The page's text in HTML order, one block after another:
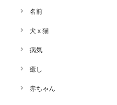
名前
犬 x 猫
病気
癒し
赤ちゃん